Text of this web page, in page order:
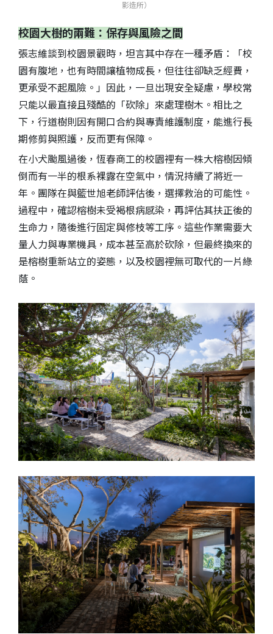
影造所）
校園大樹的兩難：保存與風險之間
張志維談到校園景觀時，坦言其中存在一種矛盾：「校
園有腹地，也有時間讓植物成長，但往往卻缺乏經費，
更承受不起風險。」因此，一旦出現安全疑慮，學校常
只能以最直接且殘酷的「砍除」來處理樹木。相比之
下，行道樹則因有開口合約與專責維護制度，能進行長
期修剪與照護，反而更有保障。
在小犬颱風過後，恆春商工的校園裡有一株大榕樹因傾
倒而有一半的根系裸露在空氣中，情況持續了將近一
年。團隊在與籃世旭老師評估後，選擇救治的可能性。
過程中，確認榕樹未受褐根病感染，再評估其扶正後的
生命力，隨後進行固定與修枝等工序。這些作業需要大
量人力與專業機具，成本甚至高於砍除，但最終換來的
是榕樹重新站立的姿態，以及校園裡無可取代的一片綠
蔭。